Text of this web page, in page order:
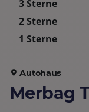
3 Sterne
2 Sterne
1 Sterne
Autohaus
Merbag